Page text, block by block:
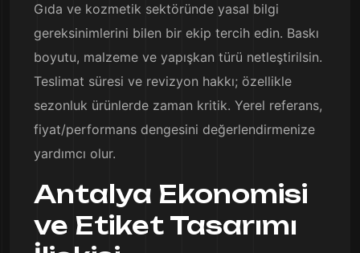
Gıda ve kozmetik sektöründe yasal bilgi
gereksinimlerini bilen bir ekip tercih edin. Baskı
boyutu, malzeme ve yapışkan türü netleştirilsin.
Teslimat süresi ve revizyon hakkı; özellikle
sezonluk ürünlerde zaman kritik. Yerel referans,
fiyat/performans dengesini değerlendirmenize
yardımcı olur.
Antalya Ekonomisi
ve Etiket Tasarımı